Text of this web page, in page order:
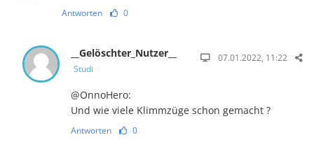
Antworten 0
__Gelöschter_Nutzer__
Studi
07.01.2022, 11:22
@OnnoHero:
Und wie viele Klimmzüge schon gemacht ?
Antworten 0